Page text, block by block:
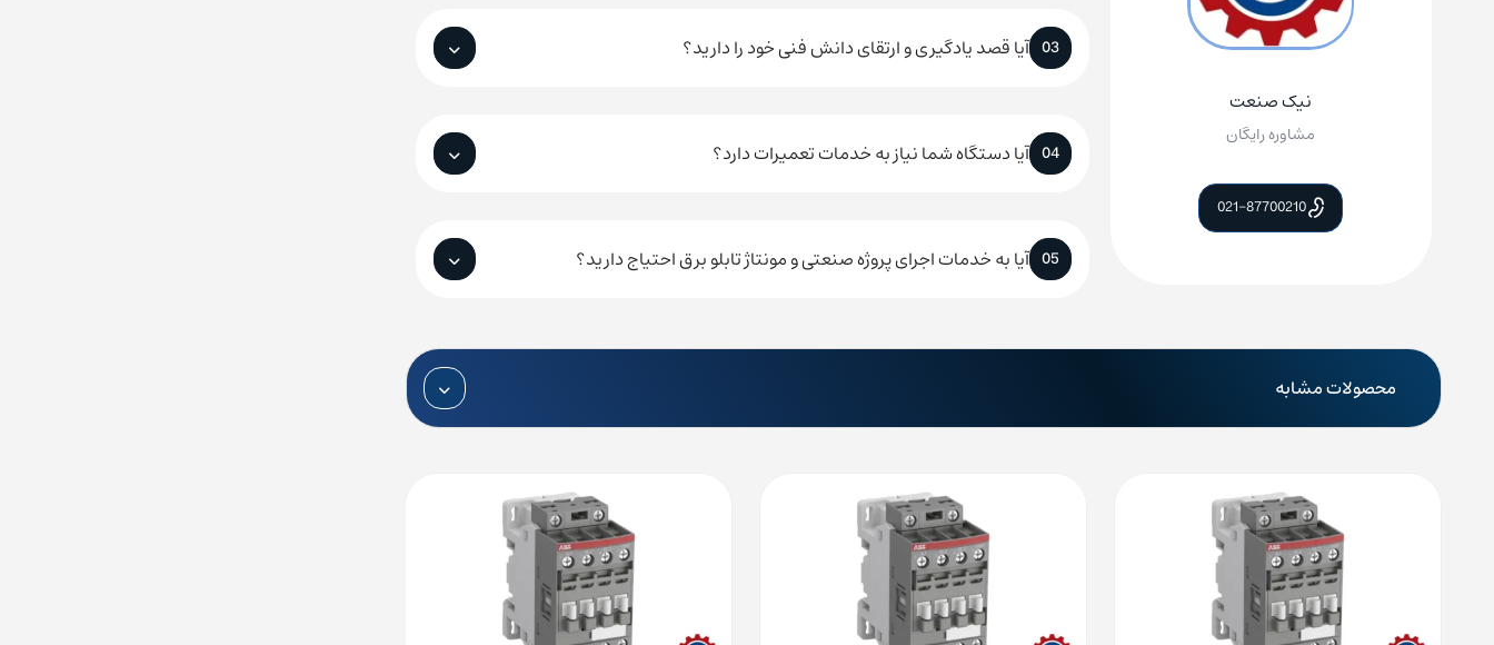
نیک صنعت
مشاوره رایگان
021-87700210
03 آیا قصد یادگیری و ارتقای دانش فنی خود را دارید؟
04 آیا دستگاه شما نیاز به خدمات تعمیرات دارد؟
05 آیا به خدمات اجرای پروژه صنعتی و مونتاژ تابلو برق احتیاج دارید؟
محصولات مشابه